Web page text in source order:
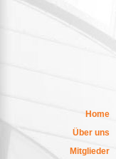
Home
Über uns
Mitglieder